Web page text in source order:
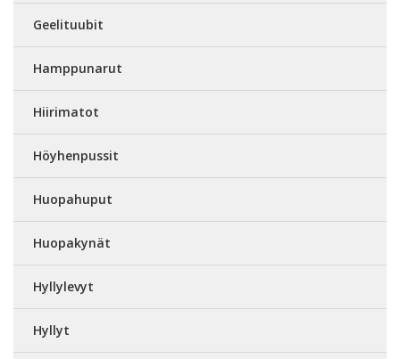
Geelituubit
Hamppunarut
Hiirimatot
Höyhenpussit
Huopahuput
Huopakynät
Hyllylevyt
Hyllyt